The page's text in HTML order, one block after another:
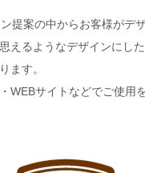
提案の中からお客様がデ
えるようなデザインにし
ます。
WEBサイトなどでご使用